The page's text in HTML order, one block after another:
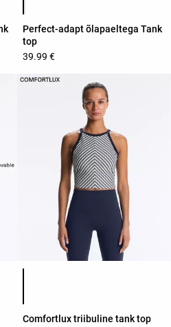
Perfect-adapt õlapaeltega Tank
top
39.99 €
Toote värvide loend
Comfortlux triibuline tank top